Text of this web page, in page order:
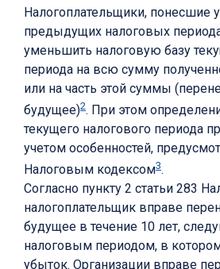
Налогоплательщики, понесшие
предыдущих налоговых
уменьшить налоговую базу
периода на всю сумму
или на часть этой суммы
будущее)2. При этом
текущего налогового периода
учетом особенностей,
Налоговым кодексом3.
Согласно пункту 2 статьи 283
налогоплательщик вправе
будущее в течение 10 лет,
налоговым периодом, в
убыток. Организации вправе